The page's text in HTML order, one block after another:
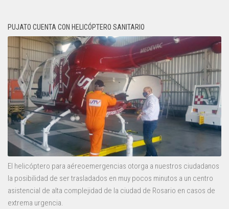
PUJATO CUENTA CON HELICÓPTERO SANITARIO
El helicóptero para aéreoemergencias otorga a nuestros ciudadanos
la posibilidad de ser trasladados en muy pocos minutos a un centro
asistencial de alta complejidad de la ciudad de Rosario en casos de
extrema urgencia.